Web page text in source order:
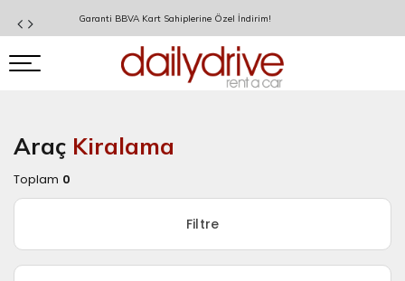
Garanti BBVA Kart Sahiplerine Özel İndirim!
Rezervasyon
Özeti
Alış
Araç Kiralama
Toplam 0
Filtre